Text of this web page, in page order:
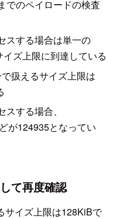
でのペイロードの検査
スする場合は単一の
ズ上限に到達している
扱えるサイズ上限は
する場合、
が124935となってい
て再度確認
サイズ上限は128KiBで